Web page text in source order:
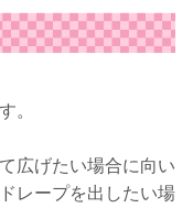
。
広げたい場合に向い
レープを出したい場